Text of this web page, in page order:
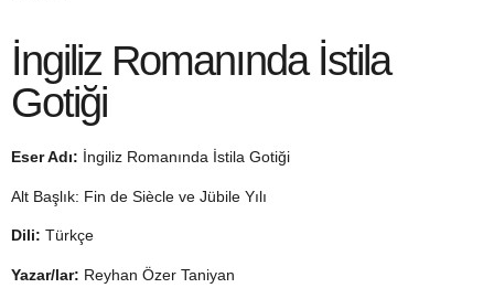
İngiliz Romanında İstila
Gotiği
Eser Adı: İngiliz Romanında İstila Gotiği
Alt Başlık: Fin de Siècle ve Jübile Yılı
Dili: Türkçe
Yazar/lar: Reyhan Özer Taniyan